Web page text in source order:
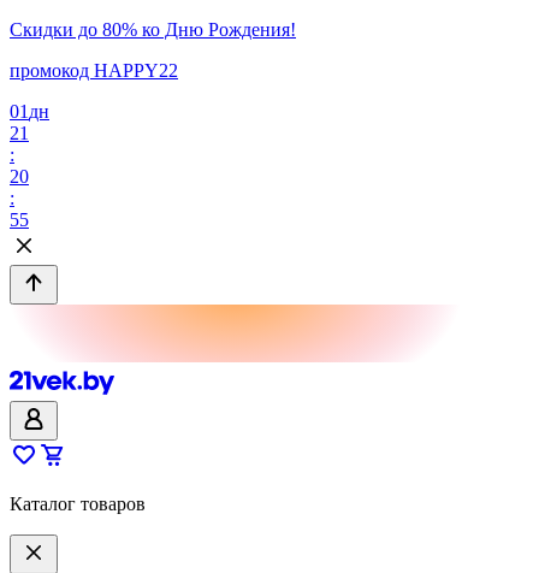
Скидки до 80% ко Дню Рождения!
промокод HAPPY22
01 дн
21
:
20
:
55
Каталог товаров